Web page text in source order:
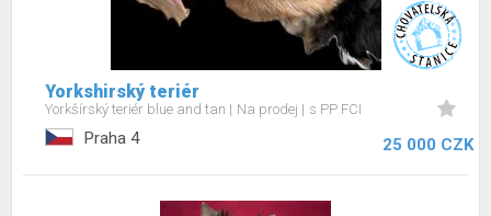
Yorkshirský teriér
Yorkšírský teriér blue and tan Na prodej s PP FCI
Praha 4 25 000 CZK